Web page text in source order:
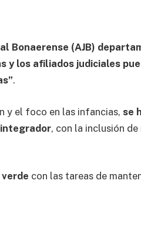
Bonaerense (AJB)
y los afiliados judiciales
.
y el foco en las infancias, se
, con la inclusión
con las tareas de